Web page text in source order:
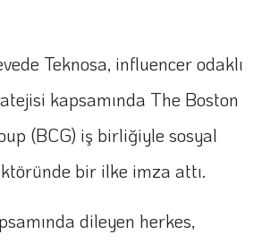
Teknosa, influencer odaklı
kapsamında The Boston
(BCG) iş birliğiyle sosyal
bir ilke imza attı.
dileyen herkes,